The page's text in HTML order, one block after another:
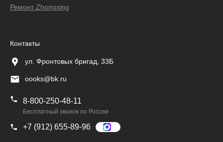
Ремонт Zhongxing
Контакты
ул. Фронтовых бригад, 33Б
oooks@bk.ru
8-800-250-48-11
Бесплатный звонок по России
+7 (912) 655-89-96